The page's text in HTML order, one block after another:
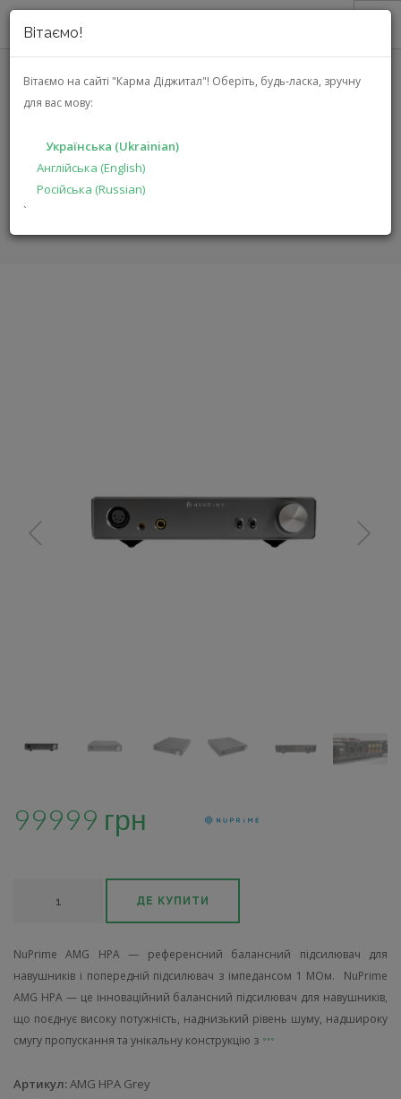
Вітаємо!
Вітаємо на сайті "Карма Діджитал"! Оберіть, будь-ласка, зручну
для вас мову:
Українська (Ukrainian)
Англійська (English)
Російська (Russian)
`
ПРО НАС
АКЦІЇ
РІШЕННЯ
ВИРОБНИКАМ
GREY)
ГОЛОВНА КАТАЛОГ
99999 грн
ДЕ КУПИТИ
NuPrime AMG HPA — референсний балансний підсилювач для
навушників і попередній підсилювач з імпедансом 1 МОм. NuPrime
AMG HPA — це інноваційний балансний підсилювач для навушників,
що поєднує високу потужність, наднизький рівень шуму, надшироку
смугу пропускання та унікальну конструкцію з
Артикул:AMG HPA Grey